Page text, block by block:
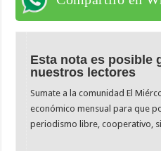
Esta nota es posible
nuestros lectores
Sumate a la comunidad El
económico mensual para que
periodismo libre, cooperativo,